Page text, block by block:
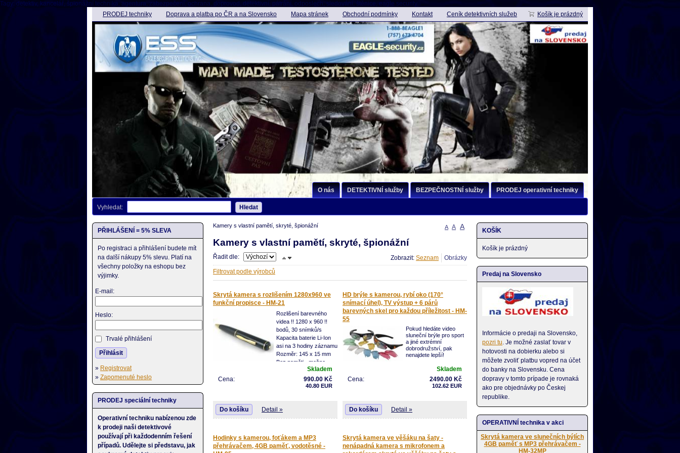
Tagy: detektiv, kancelář, špionážní technika, agentura, zabezpečení, ochrana, doprovod, detektivní, pátrání, odposlech, sledování, štěnice, eagle security
Košík je prázdný
PRODEJ techniky Doprava a platba po ČR a na Slovensko Mapa stránek Obchodní podmínky Kontakt Ceník detektivních služeb
Vyhledat: Hledat
O nás DETEKTIVNÍ služby BEZPEČNOSTNÍ služby PRODEJ operativní techniky
A A A
Kamery s vlastní pamětí, skryté, špionážní
Kamery s vlastní pamětí, skryté, špionážní
Zobrazit:
Řadit dle:
Filtrovat podle výrobců
Skrytá kamera s rozlišením 1280x960 ve
funkční propisce - HM-21
Rozlišení barevného
videa !! 1280 x 960 !!
bodů, 30 snímků/s
Kapacita baterie Li-Ion
asi na 3 hodiny záznamu
Rozměr: 145 x 15 mm
Bez paměti - možno
použít Micro SD až 8 GB
Skladem
990.00 Kč
Cena:
40.80 EUR
Do košíku Detail »
HD brýle s kamerou, rybí oko (170°
snímací úhel), TV výstup + 6 párů
barevných skel pro každou příležitost - HM-
55
Pokud hledáte video
sluneční brýle pro sport
a jiné extrémní
dobrodružství, pak
nenajdete lepší!
Tyto sportovní video sluneční brýle umožňují
barevný obraz v kvalitě rozlišení videa 1280x720P
@ 30 obrázku/sekundu a samozřejmě i zvuk . S
krásné scenérie okolo. Zařízení podporuje až 32
GB Micro SD karty, což Vám umožní zachytit
kameru nebo spustit a zastavit nahrávání jen
stisknutím jediného tlačítka. Není možné, aby
ovládání bylo jednodušší. Přes dodáný CINCH
Skladem
2490.00 Kč
Cena:
102.62 EUR
Do košíku Detail »
Hodinky s kamerou, foťákem a MP3
přehrávačem, 4GB paměť, vodotěsné -
Skrytá kamera ve věšáku na šaty -
nenápadná kamera s mikrofonem a
PŘIHLÁŠENÍ = 5% SLEVA
Po registraci a přihlášení budete mít
na další nákupy 5% slevu. Platí na
všechny položky na eshopu bez
výjimky.
E-mail:
Heslo:
Trvalé přihlášení
Přihlásit
» Registrovat
» Zapomenuté heslo
PRODEJ speciální techniky
Operativní techniku nabízenou zde
k prodeji naši detektivové
používají při každodenním řešení
případů. Udělejte si představu, jak
KOŠÍK
Košík je prázdný
Predaj na Slovensko
Informácie o predaji na Slovensko,
pozri tu. Je možné zaslať tovar v
hotovosti na dobierku alebo si
môžete zvoliť platbu vopred na účet
do banky na Slovensku. Cena
dopravy v tomto prípade je rovnaká
ako pre objednávky po Českej
republike.
OPERATIVNÍ technika v akci
Skrytá kamera ve slunečních býlích
4GB paměť s MP3 přehrávačem -
HM-32MP